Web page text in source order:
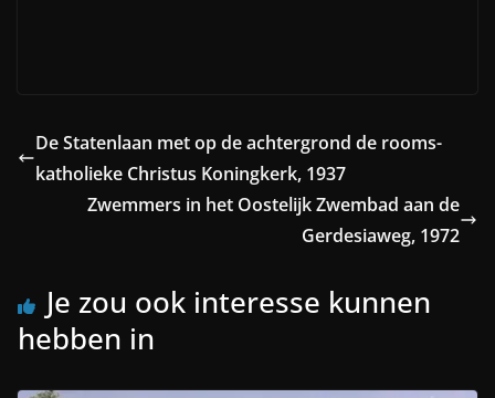
De Statenlaan met op de achtergrond de rooms-
katholieke Christus Koningkerk, 1937
Zwemmers in het Oostelijk Zwembad aan de
Gerdesiaweg, 1972
Je zou ook interesse kunnen
hebben in